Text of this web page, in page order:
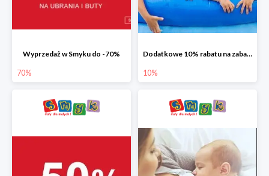
Wyprzedaż w Smyku do -70%
70%
Dodatkowe 10% rabatu na zabawki ogrodowe i baseny
10%